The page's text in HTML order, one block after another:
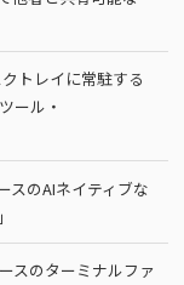
トレイに常駐する
ール・
スのAIネイティブな
スのターミナルファ